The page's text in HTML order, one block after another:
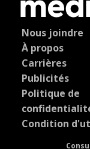
Nous joindre
À propos
Carrières
Publicités
Politique de
Condition